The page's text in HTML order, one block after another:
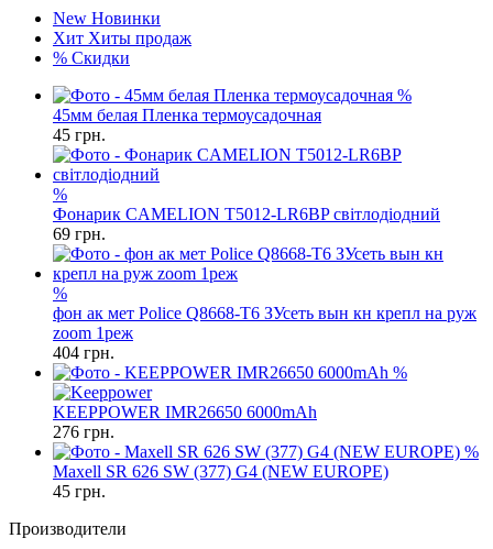
New Новинки
Хит Хиты продаж
% Скидки
%
45мм белая Пленка термоусадочная
45 грн.
%
Фонарик CAMELION T5012-LR6BP світлодіодний
69 грн.
%
фон ак мет Police Q8668-T6 ЗУсеть вын кн крепл на руж
zoom 1реж
404 грн.
%
KEEPPOWER IMR26650 6000mAh
276 грн.
%
Maxell SR 626 SW (377) G4 (NEW EUROPE)
45 грн.
Производители